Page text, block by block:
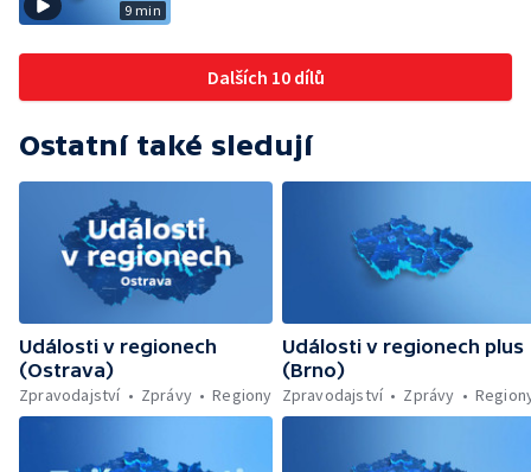
9 min
Dalších 10 dílů
Ostatní také sledují
Události v regionech
(Ostrava)
Zpravodajství
Zprávy Regiony
Události v regionech plus
(Brno)
Zpravodajství
Zprávy